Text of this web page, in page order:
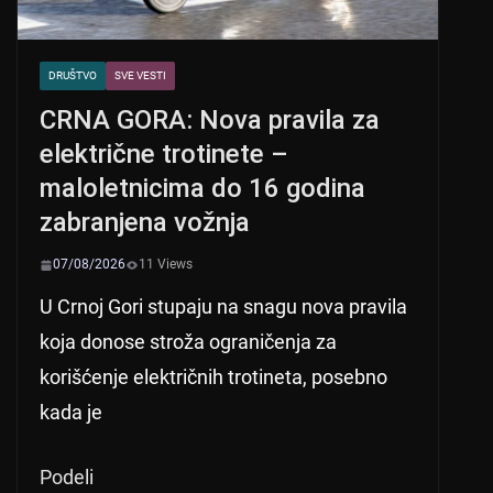
DRUŠTVO SVE VESTI
CRNA GORA: Nova pravila za
električne trotinete –
maloletnicima do 16 godina
zabranjena vožnja
07/08/2026 11 Views
U Crnoj Gori stupaju na snagu nova pravila
koja donose stroža ograničenja za
korišćenje električnih trotineta, posebno
kada je
Podeli